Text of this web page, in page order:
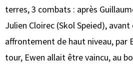
terres, 3 combats : après
Julien Cloirec (Skol Speied),
affrontement de haut niveau, par
tour, Ewen allait être vaincu, au